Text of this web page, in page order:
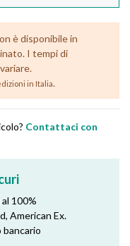
è disponibile in
I tempi di
in Italia.
Contattaci con
100%
American Ex.
bancario